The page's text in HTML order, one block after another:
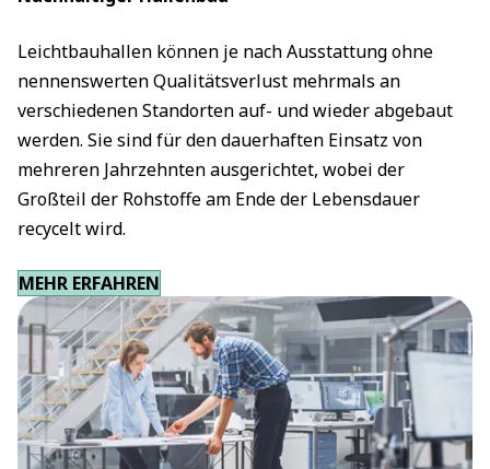
Leichtbauhallen können je nach Ausstattung ohne
nennenswerten Qualitätsverlust mehrmals an
verschiedenen Standorten auf- und wieder abgebaut
werden. Sie sind für den dauerhaften Einsatz von
mehreren Jahrzehnten ausgerichtet, wobei der
Großteil der Rohstoffe am Ende der Lebensdauer
recycelt wird.
MEHR ERFAHREN